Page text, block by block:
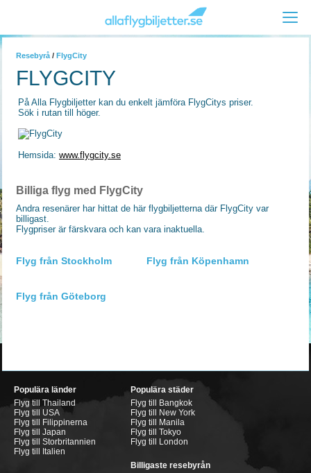
Resebyrå / FlygCity
FLYGCITY
På Alla Flygbiljetter kan du enkelt jämföra FlygCitys priser.
Sök i rutan till höger.
Hemsida: www.flygcity.se
Billiga flyg med FlygCity
Andra resenärer har hittat de här flygbiljetterna där FlygCity var
billigast.
Flygpriser är färskvara och kan vara inaktuella.
Flyg från Stockholm Flyg från Köpenhamn
Flyg från Göteborg
Populära länder
Flyg till Thailand
Flyg till USA
Flyg till Filippinerna
Flyg till Japan
Flyg till Storbritannien
Flyg till Italien
Populära städer
Flyg till Bangkok
Flyg till New York
Flyg till Manila
Flyg till Tokyo
Flyg till London
Billigaste resebyrån